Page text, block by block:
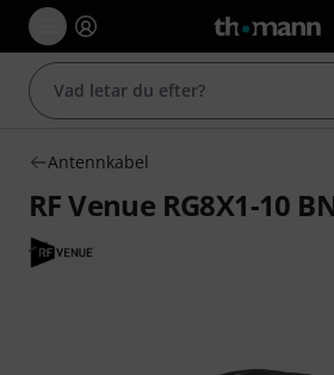
Antennkabel
RF Venue RG8X1-10